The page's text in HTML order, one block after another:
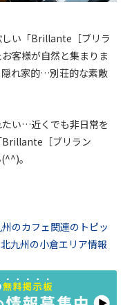
い「Brillante ［ブリラ
客様が自然と集まりま
れ家的…別荘的な素敵
い…近くでも非日常を
Brillante ［ブリラン
(^^)。
のカフェ関連のトピッ
北九州の小倉エリア情報